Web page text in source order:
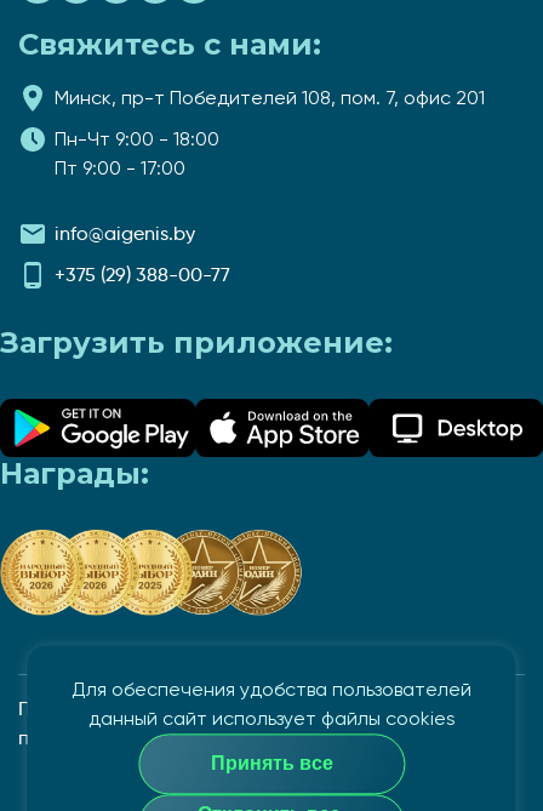
Для обеспечения удобства пользователей
данный сайт использует файлы cookies
Принять все
Свяжитесь с нами:
Минск, пр-т Победителей 108, пом. 7, офис 201
Пн-Чт 9:00 - 18:00
Пт 9:00 - 17:00
info@aigenis.by
+375 (29) 388-00-77
Загрузить приложение:
Награды:
Политика в отношении обработки и защиты
персональных данных
Закрытое акционерное общество "Айгенис", УНП